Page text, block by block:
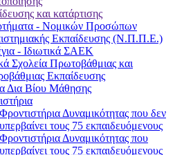
και κατάρτισης
- Νομικών Προσώπων
Εκπαίδευσης (Ν.Π.Π.Ε.)
- Ιδιωτικά ΣΑΕΚ
Σχολεία Πρωτοβάθμιας και
Εκπαίδευσης
Δια Βίου Μάθησης
Φροντιστήρια Δυναμικότητας που δεν
υπερβαίνει τους 75 εκπαιδευόμενους
Φροντιστήρια Δυναμικότητας που
υπερβαίνει τους 75 εκπαιδευόμενους